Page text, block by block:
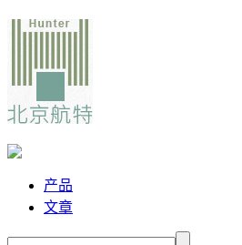
产品
文章